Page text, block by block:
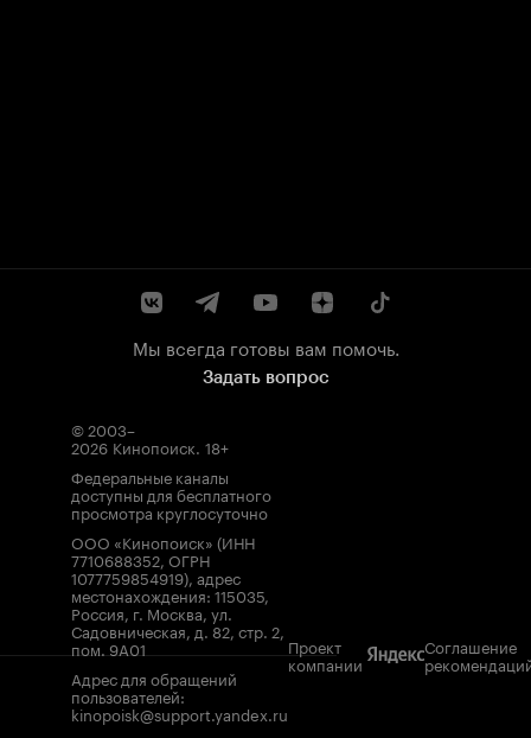
Мы всегда готовы вам помочь.
Задать вопрос
© 2003–
2026 Кинопоиск. 18+
Федеральные каналы
доступны для бесплатного
просмотра круглосуточно
ООО «Кинопоиск» (ИНН
7710688352, ОГРН
1077759854919), адрес
местонахождения: 115035,
Россия, г. Москва, ул.
Садовническая, д. 82, стр. 2,
пом. 9А01
Адрес для обращений
пользователей:
kinopoisk@support.yandex.ru
Проект
компании
Соглашение